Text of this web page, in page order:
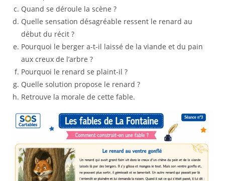
Quand se déroule la scène ?
Quelle sensation désagréable ressent le renard au
début du récit ?
Pourquoi le berger a-t-il laissé de la viande et du pain
aux creux de l’arbre ?
Pourquoi le renard se plaint-il ?
Quelle solution propose le renard ?
Retrouve la morale de cette fable.